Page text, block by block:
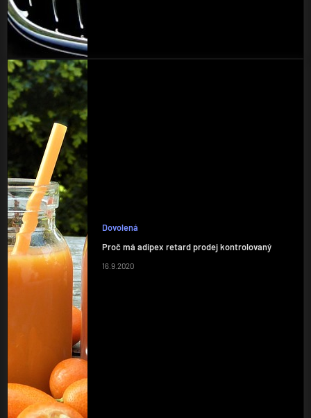
Dovolená
Proč má adipex retard prodej kontrolovaný
16.9.2020